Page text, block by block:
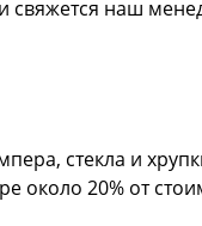
свяжется наш
стекла и
около 20% от